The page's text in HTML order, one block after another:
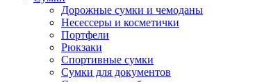
Дорожные сумки и чемоданы
Несессеры и косметички
Портфели
Рюкзаки
Спортивные сумки
Сумки для документов